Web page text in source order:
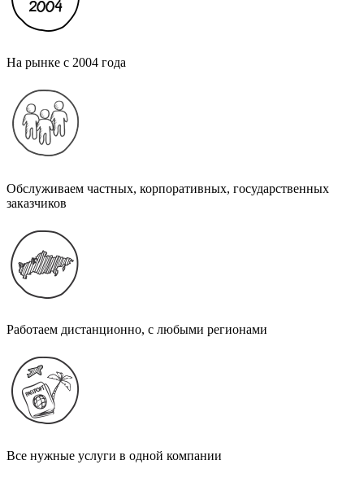
На рынке с 2004 года
Обслуживаем частных, корпоративных, государственных
заказчиков
Работаем дистанционно, с любыми регионами
Все нужные услуги в одной компании